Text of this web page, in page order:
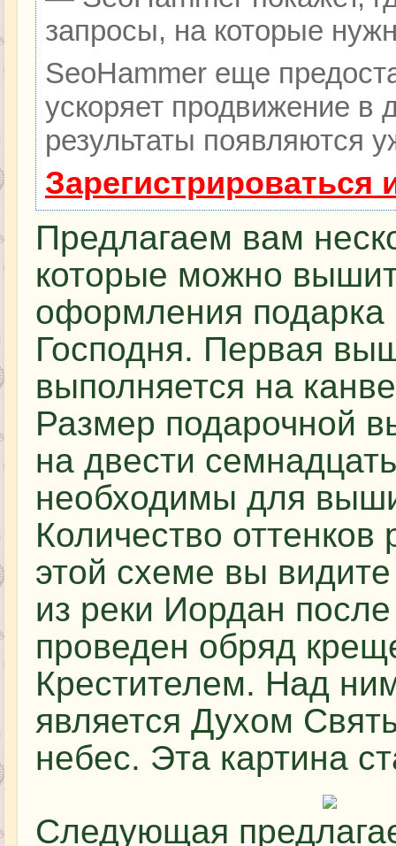
запросы, на которые
SeoHammer еще
ускоряет продвижение в
результаты появляются
Предлагаем вам
которые можно
оформления
Господня. Первая
выполняется на
Размер подарочной
на двести
необходимы для
Количество
этой схеме вы
из реки Иордан
проведен обряд
Крестителем. Над
является Духом
небес. Эта картина
Следующая